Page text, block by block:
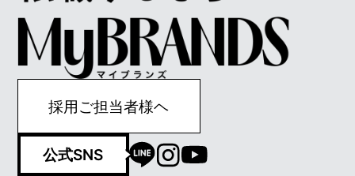
採用ご担当者様ヘ
公式SNS